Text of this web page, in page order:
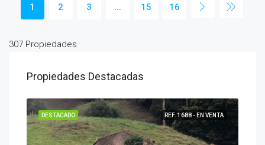
1 2 3 ... 15 16
307 Propiedades
Propiedades Destacadas
REF. 1688 - EN VENTA
DESTACADO